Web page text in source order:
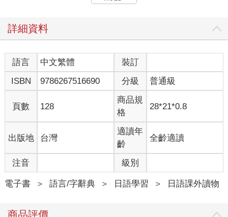
木村敬，對上五十八歲的前熊本市長幸山政史。
木村有執政聯盟自民黨與公民黨的推薦，蒲島前知事也公開力挺
他將如何對應台積電進駐與後續相關建設與管理，在地人非常關
心。
台積電新廠區約四點五個東京巨蛋這麼大，相關職員約一千七百
人，所在的菊陽町人口僅約四點三萬，廠區最近的JR「原水站」
還是個沒站務員的小車站。隨著廠區啟用，通勤時間突然湧現大
量乘客，同時菊陽町及其周邊地區大眾運輸不發達，原有的塞車
問題也變得更嚴重。
其次，台積電開出大學畢業起薪廿八萬日圓（約台幣六點一萬
元）的誘人條件成功吸引人才，不過當地其他製造業卻陷入缺人
困境。另外，熊本以豐富優質的地下水資源著稱，居民不免擔心
詳細資料
語言 中文繁體
裝訂
ISBN
9786267516690 分級 普通級
頁數 128
商品規
格
28*21*0.8
出版地 台灣
適讀年
齡
全齡適讀
注音 級別
電子書 ＞ 語言/字辭典 ＞ 日語學習 ＞ 日語課外讀物
商品評價